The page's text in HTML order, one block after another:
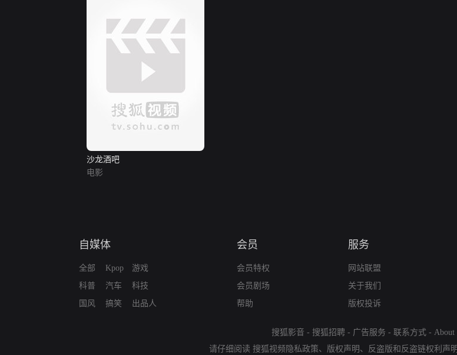
沙龙酒吧
电影
自媒体
全部
科普
国风
Kpop
汽车
搞笑
游戏
科技
出品人
会员
会员特权
会员剧场
帮助
服务
网站联盟
关于我们
版权投诉
搜狐影音 - 搜狐招聘 - 广告服务 - 联系方式 - About
请仔细阅读 搜狐视频隐私政策、 版权声明 、 反盗版和反盗链权利声明